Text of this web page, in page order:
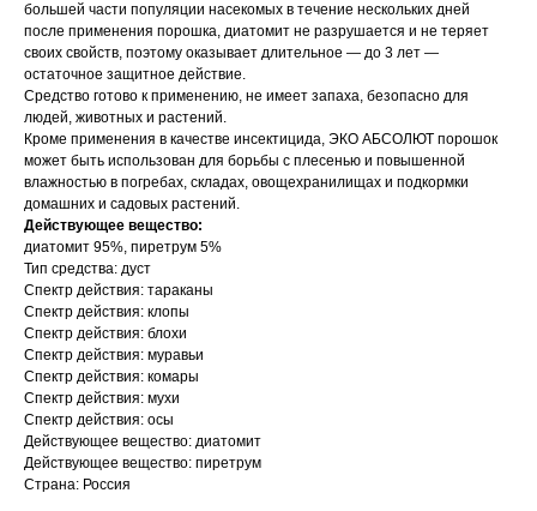
большей части популяции насекомых в течение нескольких дней
после применения порошка, диатомит не разрушается и не теряет
своих свойств, поэтому оказывает длительное — до 3 лет —
остаточное защитное действие.
Средство готово к применению, не имеет запаха, безопасно для
людей, животных и растений.
Кроме применения в качестве инсектицида, ЭКО АБСОЛЮТ порошок
может быть использован для борьбы с плесенью и повышенной
влажностью в погребах, складах, овощехранилищах и подкормки
домашних и садовых растений.
Действующее вещество:
диатомит 95%, пиретрум 5%
Тип средства: дуст
Спектр действия: тараканы
Спектр действия: клопы
Спектр действия: блохи
Спектр действия: муравьи
Спектр действия: комары
Спектр действия: мухи
Спектр действия: осы
Действующее вещество: диатомит
Действующее вещество: пиретрум
Страна: Россия